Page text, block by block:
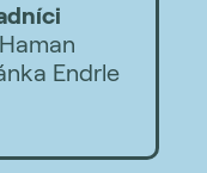
Endrle